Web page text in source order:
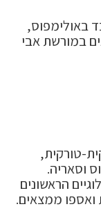
באולימפוס,
במורשת אבי
טורקית,
וסאריה.
הראשונים
ואספו ממצאים.